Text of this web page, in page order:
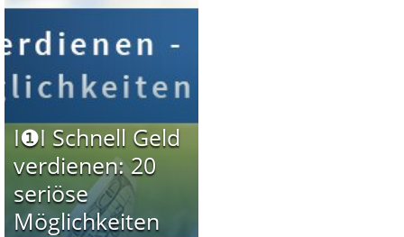
I❶I Schnell Geld
verdienen: 20
seriöse
Möglichkeiten